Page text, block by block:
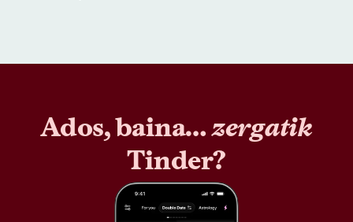
Ados, baina…zergatik
Tinder?